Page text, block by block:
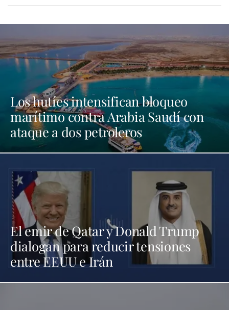
Los hutíes intensifican bloqueo
marítimo contra Arabia Saudí con
ataque a dos petroleros
El emir de Qatar y Donald Trump
dialogan para reducir tensiones
entre EEUU e Irán